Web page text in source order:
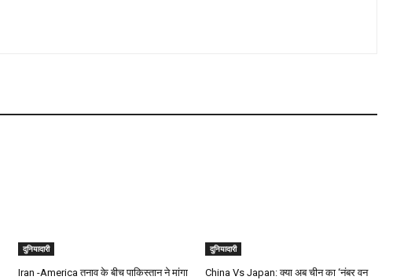
दुनियादारी
Iran -America तनाव के बीच पाकिस्तान ने मांगा
दुनियादारी
China Vs Japan: क्या अब चीन का ‘नंबर वन